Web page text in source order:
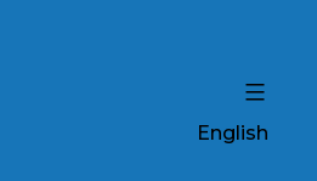
English